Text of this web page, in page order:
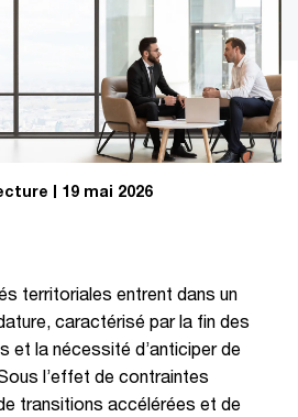
19 mai 2026
territoriales entrent dans un
caractérisé par la fin des
et la nécessité d’anticiper de
l’effet de contraintes
transitions accélérées et de